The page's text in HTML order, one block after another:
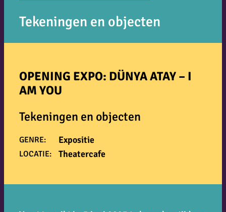
Tekeningen en objecten
OPENING EXPO: DÜNYA ATAY – I
AM YOU
Tekeningen en objecten
GENRE: Expositie
LOCATIE: Theatercafe